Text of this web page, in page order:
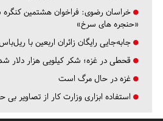
خراسان رضوی: فراخوان هشتمین
«حنجره های سرخ»
جابه‌جایی رایگان زائران اربعین با
قحطی در غزه؛ شکر کیلویی هزار دلار
غزه در حال مرگ است
استفاده ابزاری وزارت کار از تصاویر